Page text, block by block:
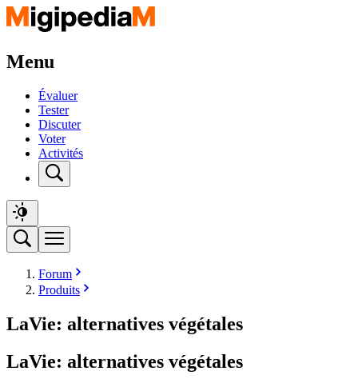
Menu
Évaluer
Tester
Discuter
Voter
Activités
Forum
Produits
LaVie: alternatives végétales
LaVie: alternatives végétales